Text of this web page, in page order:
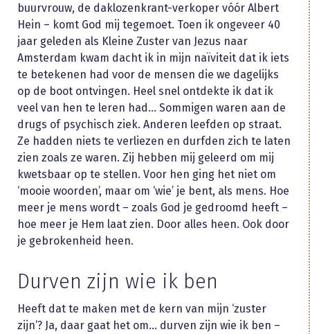
buurvrouw, de daklozenkrant-verkoper vóór Albert
Hein – komt God mij tegemoet. Toen ik ongeveer 40
jaar geleden als Kleine Zuster van Jezus naar
Amsterdam kwam dacht ik in mijn naïviteit dat ik iets
te betekenen had voor de mensen die we dagelijks
op de boot ontvingen. Heel snel ontdekte ik dat ik
veel van hen te leren had… Sommigen waren aan de
drugs of psychisch ziek. Anderen leefden op straat.
Ze hadden niets te verliezen en durfden zich te laten
zien zoals ze waren. Zij hebben mij geleerd om mij
kwetsbaar op te stellen. Voor hen ging het niet om
‘mooie woorden’, maar om ‘wie’ je bent, als mens. Hoe
meer je mens wordt – zoals God je gedroomd heeft –
hoe meer je Hem laat zien. Door alles heen. Ook door
je gebrokenheid heen.
Durven zijn wie ik ben
Heeft dat te maken met de kern van mijn ‘zuster
zijn’? Ja, daar gaat het om… durven zijn wie ik ben –